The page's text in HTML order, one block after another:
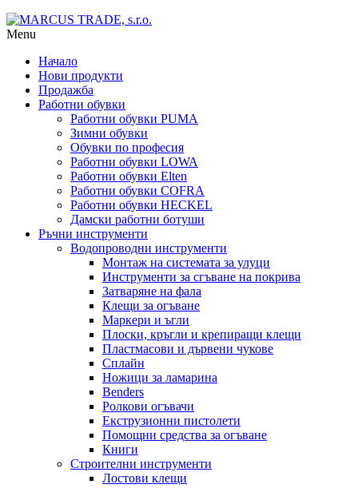
Menu
Начало
Нови продукти
Продажба
Работни обувки
Работни обувки PUMA
Зимни обувки
Обувки по професия
Работни обувки LOWA
Работни обувки Elten
Работни обувки COFRA
Работни обувки HECKEL
Дамски работни ботуши
Ръчни инструменти
Водопроводни инструменти
Монтаж на системата за улуци
Инструменти за сгъване на покрива
Затваряне на фала
Клещи за огъване
Маркери и ъгли
Плоски, кръгли и крепиращи клещи
Пластмасови и дървени чукове
Сплайн
Ножици за ламарина
Benders
Ролкови огъвачи
Екструзионни пистолети
Помощни средства за огъване
Книги
Строителни инструменти
Лостови клещи